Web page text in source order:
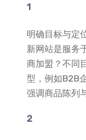
明确目标与定
新网站是服务
商加盟？不同
型，例如B2B
强调商品陈列